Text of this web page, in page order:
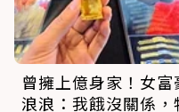
曾擁上億身家！女
浪浪：我餓沒關係，